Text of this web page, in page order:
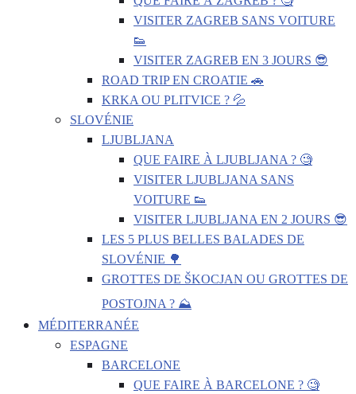
VISITER ZAGREB SANS VOITURE
👟
VISITER ZAGREB EN 3 JOURS 😎
ROAD TRIP EN CROATIE 🚗
KRKA OU PLITVICE ? 💦
SLOVÉNIE
LJUBLJANA
QUE FAIRE À LJUBLJANA ? 🧐
VISITER LJUBLJANA SANS
VOITURE 👟
VISITER LJUBLJANA EN 2 JOURS 😎
LES 5 PLUS BELLES BALADES DE
SLOVÉNIE 🌳
GROTTES DE ŠKOCJAN OU GROTTES DE
POSTOJNA ? ⛰️
MÉDITERRANÉE
ESPAGNE
BARCELONE
QUE FAIRE À BARCELONE ? 🧐